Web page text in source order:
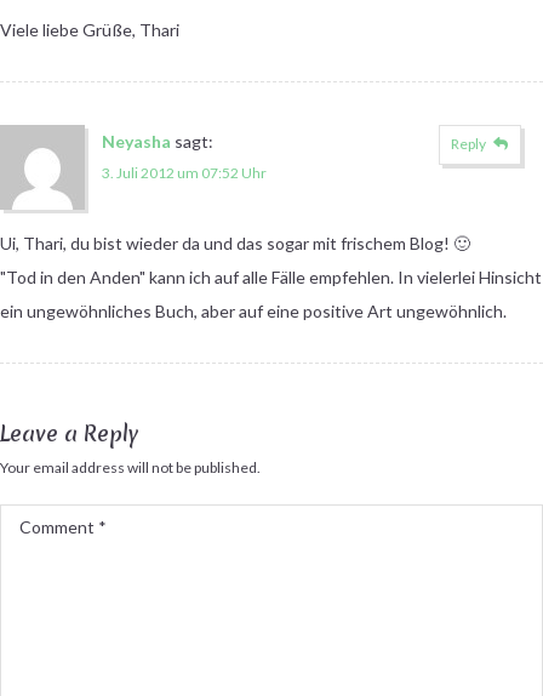
Viele liebe Grüße, Thari
Neyasha sagt:
3. Juli 2012 um 07:52 Uhr
Ui, Thari, du bist wieder da und das sogar mit frischem Blog! 🙂
"Tod in den Anden" kann ich auf alle Fälle empfehlen. In vielerlei Hinsicht
ein ungewöhnliches Buch, aber auf eine positive Art ungewöhnlich.
Reply
Leave a Reply
Your email address will not be published.
Comment